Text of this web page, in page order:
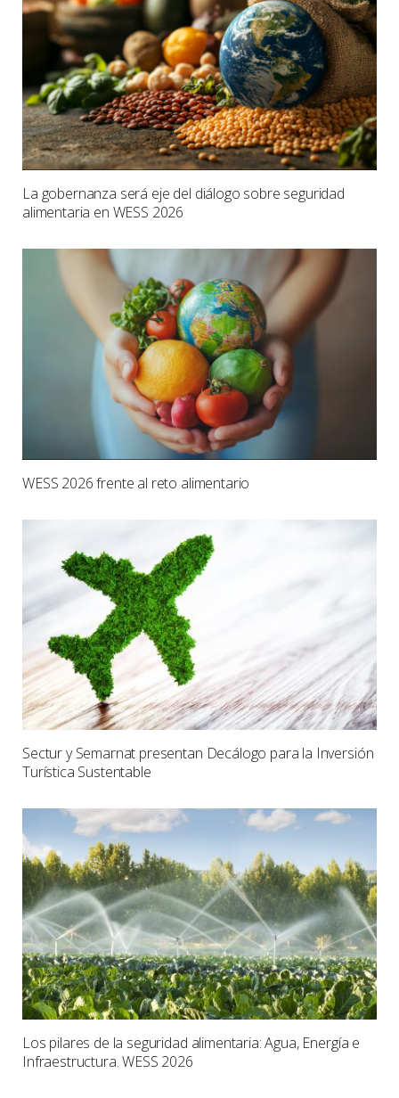
La gobernanza será eje del diálogo sobre seguridad
alimentaria en WESS 2026
WESS 2026 frente al reto alimentario
Sectur y Semarnat presentan Decálogo para la Inversión
Turística Sustentable
Los pilares de la seguridad alimentaria: Agua, Energía e
Infraestructura. WESS 2026